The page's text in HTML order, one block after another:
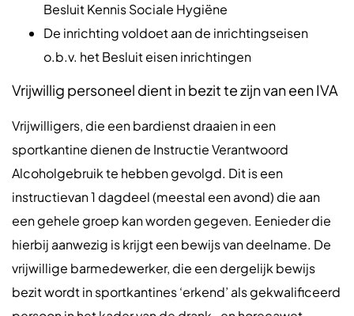
Besluit Kennis Sociale Hygiëne
De inrichting voldoet aan de inrichtingseisen
o.b.v. het Besluit eisen inrichtingen
Vrijwillig personeel dient in bezit te zijn van een IVA
Vrijwilligers, die een bardienst draaien in een
sportkantine dienen de Instructie Verantwoord
Alcoholgebruik te hebben gevolgd. Dit is een
instructievan 1 dagdeel (meestal een avond) die aan
een gehele groep kan worden gegeven. Eenieder die
hierbij aanwezig is krijgt een bewijs van deelname. De
vrijwillige barmedewerker, die een dergelijk bewijs
bezit wordt in sportkantines ‘erkend’ als gekwalificeerd